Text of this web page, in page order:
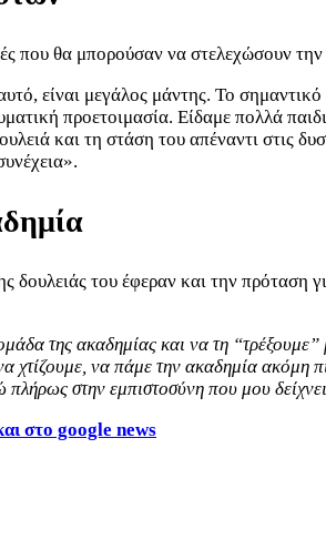
που θα μπορούσαν να στελεχώσουν
είναι μεγάλος μάντης. Το
προετοιμασία. Είδαμε πολλά
και τη στάση του απέναντι στις
δουλειάς του έφεραν και την
της ακαδημίας και να τη
χτίζουμε, να πάμε την ακαδημία ακόμη
στην εμπιστοσύνη που μου
στο google news